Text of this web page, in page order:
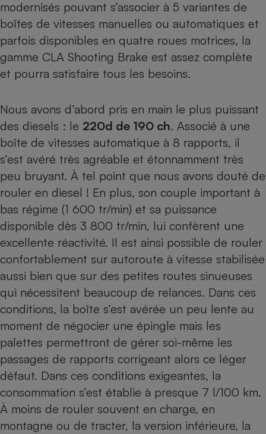
modernisés pouvant s’associer à 5 variantes de
boîtes de vitesses manuelles ou automatiques et
parfois disponibles en quatre roues motrices, la
gamme CLA Shooting Brake est assez complète
et pourra satisfaire tous les besoins.
Nous avons d’abord pris en main le plus puissant
des diesels : le 220d de 190 ch. Associé à une
boîte de vitesses automatique à 8 rapports, il
s’est avéré très agréable et étonnamment très
peu bruyant. À tel point que nous avons douté de
rouler en diesel ! En plus, son couple important à
bas régime (1 600 tr/min) et sa puissance
disponible dès 3 800 tr/min, lui confèrent une
excellente réactivité. Il est ainsi possible de rouler
confortablement sur autoroute à vitesse stabilisée
aussi bien que sur des petites routes sinueuses
qui nécessitent beaucoup de relances. Dans ces
conditions, la boîte s’est avérée un peu lente au
moment de négocier une épingle mais les
palettes permettront de gérer soi-même les
passages de rapports corrigeant alors ce léger
défaut. Dans ces conditions exigeantes, la
consommation s’est établie à presque 7 l/100 km.
À moins de rouler souvent en charge, en
montagne ou de tracter, la version inférieure, la